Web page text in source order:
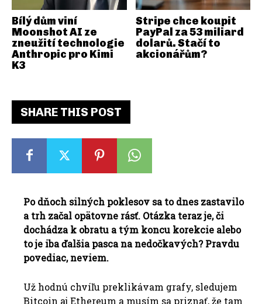
SHARE THIS POST
Po dňoch silných poklesov sa to dnes zastavilo
a trh začal opätovne rásť. Otázka teraz je, či
dochádza k obratu a tým koncu korekcie alebo
to je iba ďalšia pasca na nedočkavých? Pravdu
povediac, neviem.
Už hodnú chvíľu preklikávam grafy, sledujem
Bitcoin aj Ethereum a musím sa priznať, že tam
Bílý dům viní
Moonshot AI ze
zneužití technologie
Anthropic pro Kimi
K3
Stripe chce koupit
PayPal za 53 miliard
dolarů. Stačí to
akcionářům?